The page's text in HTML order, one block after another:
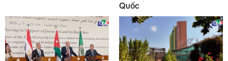
Quốc